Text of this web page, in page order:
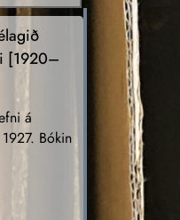
[1920–
á
Bókin